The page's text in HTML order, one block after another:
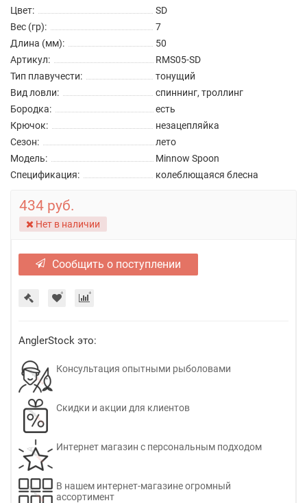
Цвет:
SD
Вес (гр):
7
Длина (мм):
50
Артикул:
RMS05-SD
Тип плавучести:
тонущий
Вид ловли:
спиннинг, троллинг
Бородка:
есть
Крючок:
незацепляйка
Сезон:
лето
Модель:
Minnow Spoon
Спецификация:
колеблющаяся блесна
434 руб.
Нет в наличии
Сообщить о поступлении
AnglerStock это:
Консультация опытными рыболовами
Скидки и акции для клиентов
Интернет магазин с персональным подходом
В нашем интернет-магазине огромный
ассортимент